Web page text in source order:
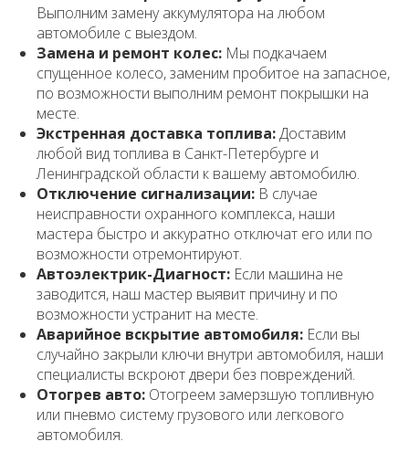
Выполним замену аккумулятора на любом
автомобиле с выездом.
Замена и ремонт колес: Мы подкачаем
спущенное колесо, заменим пробитое на запасное,
по возможности выполним ремонт покрышки на
месте.
Экстренная доставка топлива:Доставим
любой вид топлива в Санкт-Петербурге и
Ленинградской области к вашему автомобилю.
Отключение сигнализации: В случае
неисправности охранного комплекса, наши
мастера быстро и аккуратно отключат его или по
возможности отремонтируют.
Автоэлектрик-Диагност: Если машина не
заводится, наш мастер выявит причину и по
возможности устранит на месте.
Аварийное вскрытие автомобиля: Если вы
случайно закрыли ключи внутри автомобиля, наши
специалисты вскроют двери без повреждений.
Отогрев авто: Отогреем замерзшую топливную
или пневмо систему грузового или легкового
автомобиля.